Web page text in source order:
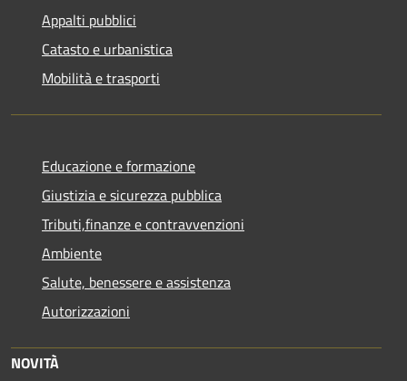
Appalti pubblici
Catasto e urbanistica
Mobilità e trasporti
Educazione e formazione
Giustizia e sicurezza pubblica
Tributi,finanze e contravvenzioni
Ambiente
Salute, benessere e assistenza
Autorizzazioni
NOVITÀ